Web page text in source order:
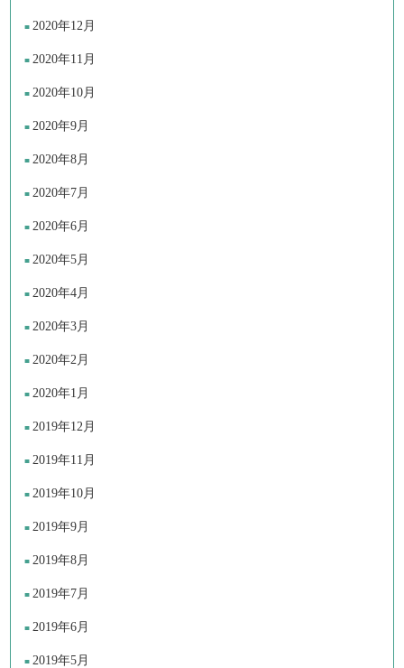
2020年12月
2020年11月
2020年10月
2020年9月
2020年8月
2020年7月
2020年6月
2020年5月
2020年4月
2020年3月
2020年2月
2020年1月
2019年12月
2019年11月
2019年10月
2019年9月
2019年8月
2019年7月
2019年6月
2019年5月